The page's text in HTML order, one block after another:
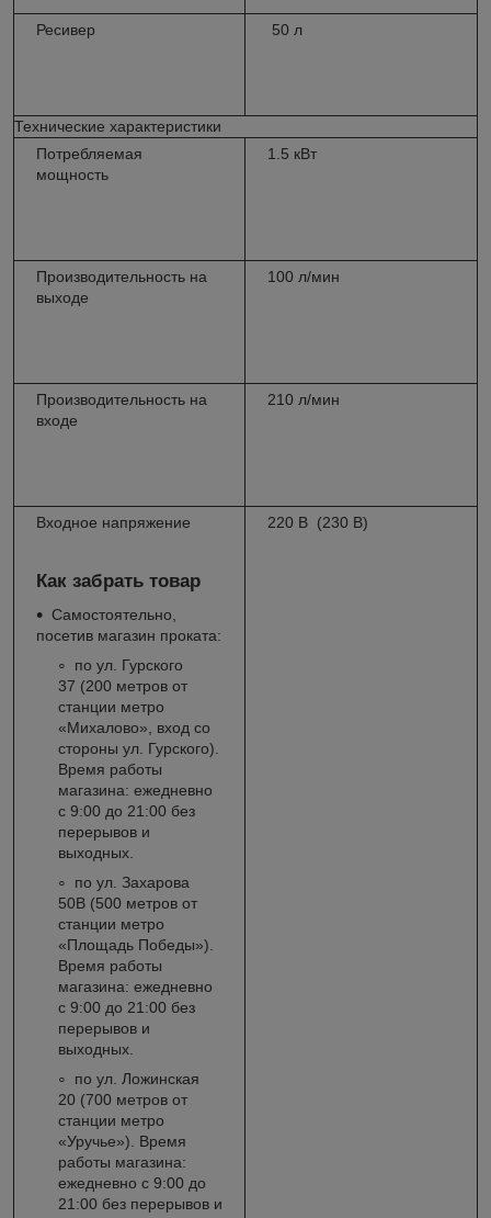
Ресивер 50 л
Технические характеристики
Потребляемая
мощность
1.5 кВт
Производительность на
выходе
100 л/мин
Производительность на
входе
210 л/мин
Входное напряжение
Как забрать товар
Самостоятельно,
посетив магазин проката:
по ул. Гурского
37 (200 метров от
станции метро
«Михалово», вход со
стороны ул. Гурского).
Время работы
магазина: ежедневно
с 9:00 до 21:00 без
перерывов и
выходных.
по ул. Захарова
50В (500 метров от
станции метро
«Площадь Победы»).
Время работы
магазина: ежедневно
с 9:00 до 21:00 без
перерывов и
выходных.
по ул. Ложинская
20 (700 метров от
станции метро
«Уручье»). Время
работы магазина:
ежедневно с 9:00 до
21:00 без перерывов и
220 В (230 В)